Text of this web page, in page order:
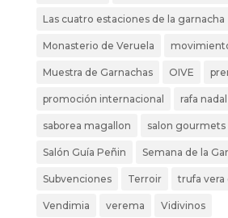
Las cuatro estaciones de la garnacha
Monasterio de Veruela
Muestra de Garnachas OIVE
promoción internacional rafa
saborea magallon salon gourmets
Salón Guía Peñin Semana de la
Subvenciones Terroir trufa vera
Vendimia verema Vidivinos